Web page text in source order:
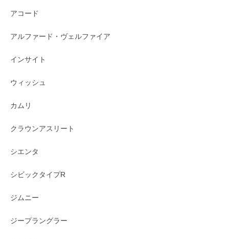
アコード
アルファード・ヴェルファイア
インサイト
ウィッシュ
カムリ
クラウンアスリート
シエンタ
シビックタイプR
ジムニー
ジープラングラー